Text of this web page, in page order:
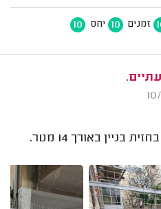
זמנים 10 יחס 10
בניין באורך 14 מטר.